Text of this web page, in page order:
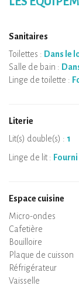
Sanitaires
Toilettes : Dans le
Salle de bain :
Linge de toilette :
Literie
Lit(s) double(s) : 1
Linge de lit : Fourni
Espace cuisine
Micro-ondes
Cafetière
Bouilloire
Plaque de cuisson
Four
Réfrigérateur
Vaisselle